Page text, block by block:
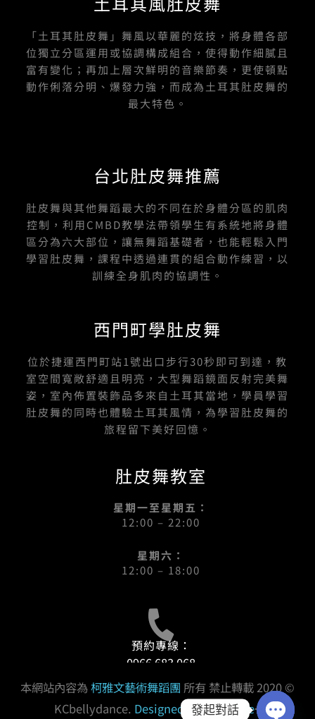
o
f
e r
「土耳其肚皮舞」舞風以華麗的炫技，將身體各部
位獨立分區運用或協調構成組合，使得動作細膩且
富有變化；再加上層次鮮明的音樂節奏，更使頓點
動作俐落分明、爆發力強，而成為土耳其肚皮舞的
最大特色。
台北肚皮舞推薦
肚皮舞與其他舞蹈最大的不同在於身體分區的肌肉
控制，利用CMBD教學法帶領學生有系統地將身體
區分為六大部位，讓無舞蹈基礎者，也能輕鬆入門
學習肚皮舞，課程中透過連貫的組合動作練習，以
訓練全身肌肉的協調性。
西門町學肚皮舞
位於捷運西門町站1號出口步行30秒即可到達，教
室空間寬敞舒適且明亮，大型舞蹈鏡面反射完美舞
姿，室內佈置裝飾品多來自土耳其當地，學員學習
肚皮舞的同時也體驗土耳其風情，為學習肚皮舞的
旅程留下美好回憶。
肚皮舞教室
星期一至星期五：
12:00 – 22:00
星期六：
12:00 – 18:00
預約專線：
0966 683 068
本網站內容為柯雅文藝術舞蹈團 所有 禁止轉載 2020 ©
KCbellydance. Designed By Goodface<
發起對話